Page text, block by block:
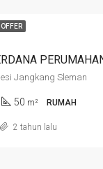
Jangkang Sleman
50 m² RUMAH
2 tahun lalu